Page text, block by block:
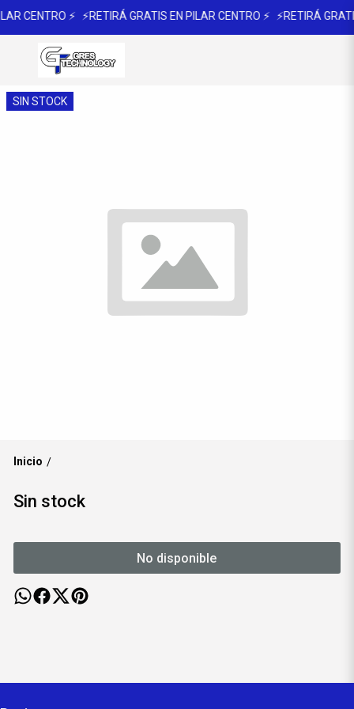
CENTRO ⚡ ⚡RETIRÁ GRATIS EN PILAR CENTRO ⚡ ⚡RETIRÁ
SIN STOCK
Inicio /
Sin stock
No disponible